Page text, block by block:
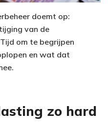
doemt op:
van de
om te begrijpen
en wat dat
zo hard